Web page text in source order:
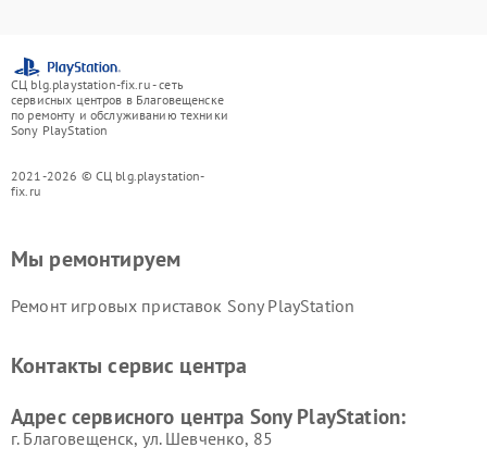
СЦ blg.playstation-fix.ru - сеть
сервисных центров в Благовещенске
по ремонту и обслуживанию техники
Sony PlayStation
2021-2026 © СЦ blg.playstation-
fix.ru
Мы ремонтируем
Ремонт игровых приставок Sony PlayStation
Контакты сервис центра
Адрес сервисного центра Sony PlayStation:
г. Благовещенск, ул. Шевченко, 85